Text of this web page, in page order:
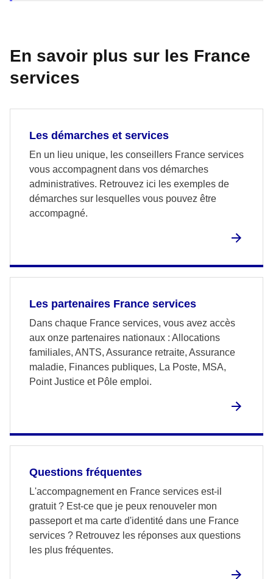
En savoir plus sur les France
services
Les démarches et services
En un lieu unique, les conseillers France services
vous accompagnent dans vos démarches
administratives. Retrouvez ici les exemples de
démarches sur lesquelles vous pouvez être
accompagné.
Les partenaires France services
Dans chaque France services, vous avez accès
aux onze partenaires nationaux : Allocations
familiales, ANTS, Assurance retraite, Assurance
maladie, Finances publiques, La Poste, MSA,
Point Justice et Pôle emploi.
Questions fréquentes
L'accompagnement en France services est-il
gratuit ? Est-ce que je peux renouveler mon
passeport et ma carte d'identité dans une France
services ? Retrouvez les réponses aux questions
les plus fréquentes.